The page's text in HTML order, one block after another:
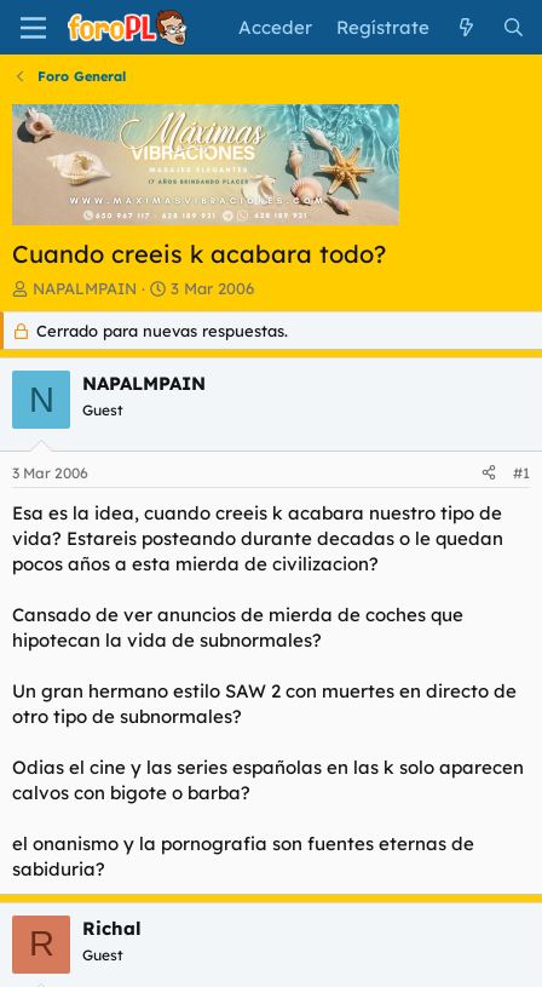
Acceder Regístrate
Foro General
Cuando creeis k acabara todo?
I
n
c
i
a
d
o
d
t
e
a
NAPALMPAIN
F
e
c
h
a
d
i
o
3 Mar 2006
Cerrado para nuevas respuestas.
N NAPALMPAIN
Guest
3 Mar 2006 #1
Esa es la idea, cuando creeis k acabara nuestro tipo de
vida? Estareis posteando durante decadas o le quedan
pocos años a esta mierda de civilizacion?
Cansado de ver anuncios de mierda de coches que
hipotecan la vida de subnormales?
Un gran hermano estilo SAW 2 con muertes en directo de
otro tipo de subnormales?
Odias el cine y las series españolas en las k solo aparecen
calvos con bigote o barba?
el onanismo y la pornografia son fuentes eternas de
sabiduria?
R Richal
Guest